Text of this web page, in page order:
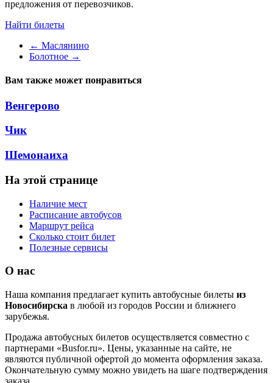
предложения от перевозчиков.
Найти билеты
← Маслянино
Болотное →
Вам также может понравиться
Венгерово
Чик
Шемонаиха
На этой странице
Наличие мест
Расписание автобусов
Маршрут рейса
Сколько стоит билет
Полезные сервисы
О нас
Наша компания предлагает купить автобусные билеты из
Новосибирска в любой из городов России и ближнего
зарубежья.
Продажа автобусных билетов осуществляется совместно с
партнерами «Busfor.ru». Цены, указанные на сайте, не
являются публичной офертой до момента оформления заказа.
Окончательную сумму можно увидеть на шаге подтверждения
заказа.